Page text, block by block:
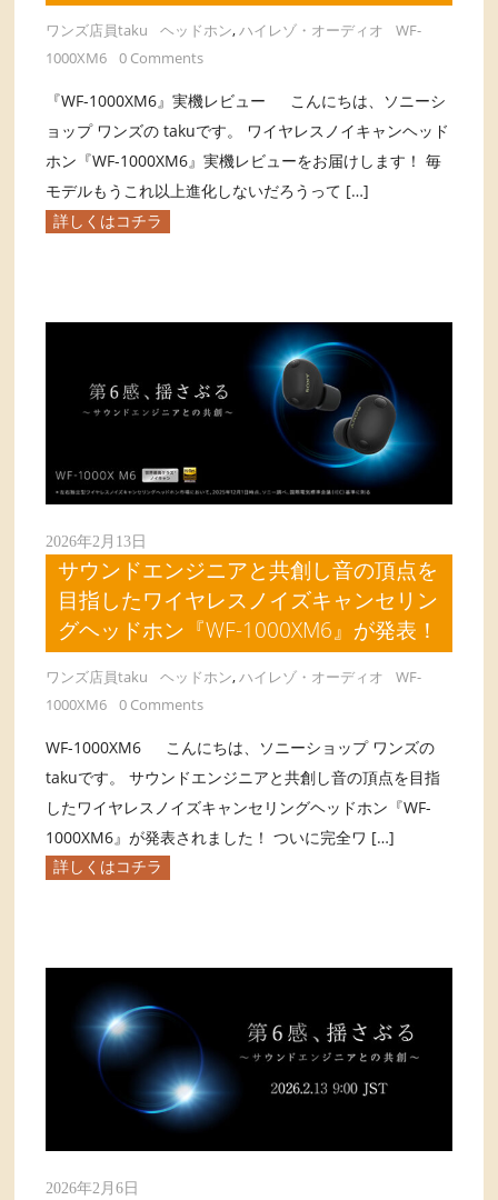
ワンズ店員taku ヘッドホン,ハイレゾ・オーディオ
WF-
1000XM6
0 Comments
『WF-1000XM6』実機レビュー こんにちは、ソニーシ
ョップ ワンズの takuです。 ワイヤレスノイキャンヘッド
ホン『WF-1000XM6』実機レビューをお届けします！ 毎
モデルもうこれ以上進化しないだろうって […]
詳しくはコチラ
2026年2月13日
サウンドエンジニアと共創し音の頂点を
目指したワイヤレスノイズキャンセリン
グヘッドホン『WF-1000XM6』が発表！
ワンズ店員taku ヘッドホン, ハイレゾ・オーディオ
WF-
1000XM6
0 Comments
WF-1000XM6 こんにちは、ソニーショップ ワンズの
takuです。 サウンドエンジニアと共創し音の頂点を目指
したワイヤレスノイズキャンセリングヘッドホン『WF-
1000XM6』が発表されました！ ついに完全ワ […]
詳しくはコチラ
2026年2月6日